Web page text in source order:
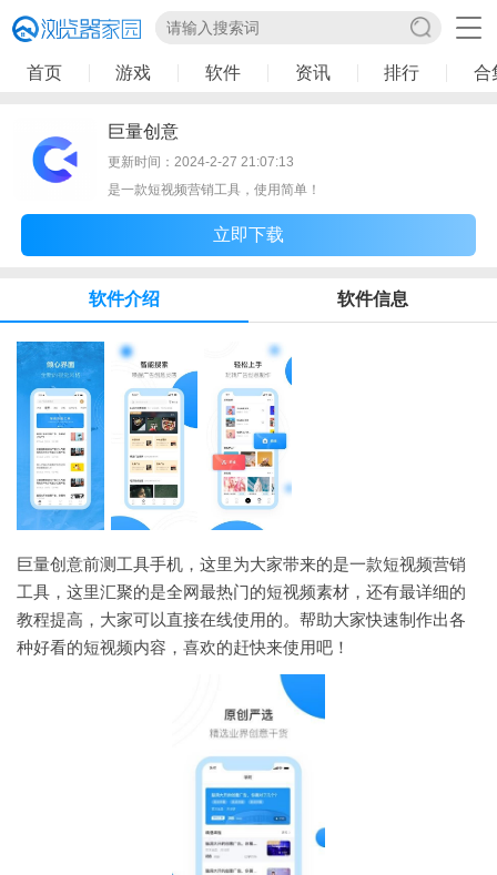
首页 游戏 软件 资讯 排行 合
巨量创意
更新时间：2024-2-27 21:07:13
是一款短视频营销工具，使用简单！
立即下载
软件介绍 软件信息
巨量创意前测工具手机，这里为大家带来的是一款短视频营销
工具，这里汇聚的是全网最热门的短视频素材，还有最详细的
教程提高，大家可以直接在线使用的。帮助大家快速制作出各
种好看的短视频内容，喜欢的赶快来使用吧！